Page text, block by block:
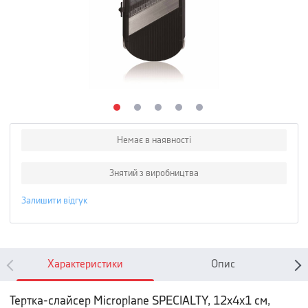
Немає в наявності
Знятий з виробництва
Залишити відгук
Характеристики Опис
Тертка-слайсер Microplane SPECIALTY, 12х4х1 см,